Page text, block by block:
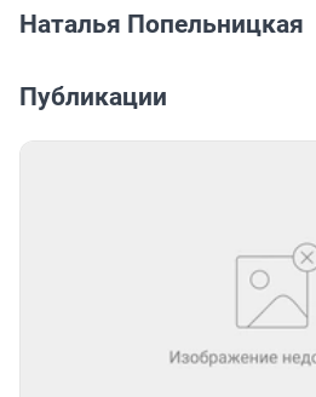
Наталья Попельницкая
Публикации